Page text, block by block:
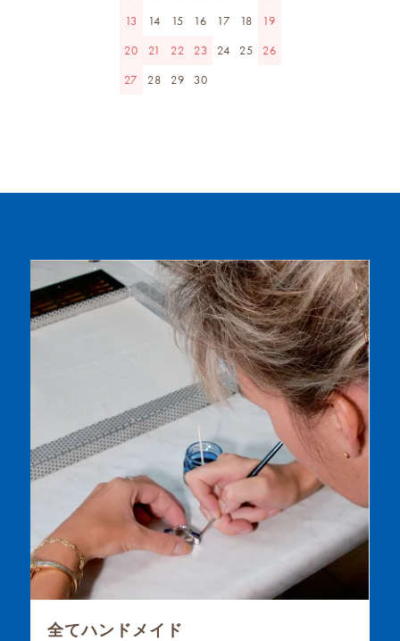
13
14 15 16 17 18
19
20
21 22 23 24 25
26
27
28 29 30
全てハンドメイド